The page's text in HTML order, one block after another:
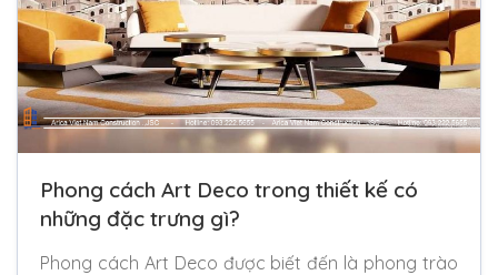
Phong cách Art Deco trong thiết kế có
những đặc trưng gì?
Phong cách Art Deco được biết đến là phong trào